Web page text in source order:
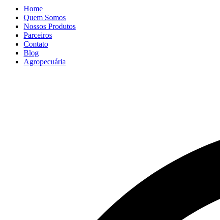
Home
Quem Somos
Nossos Produtos
Parceiros
Contato
Blog
Agropecuária